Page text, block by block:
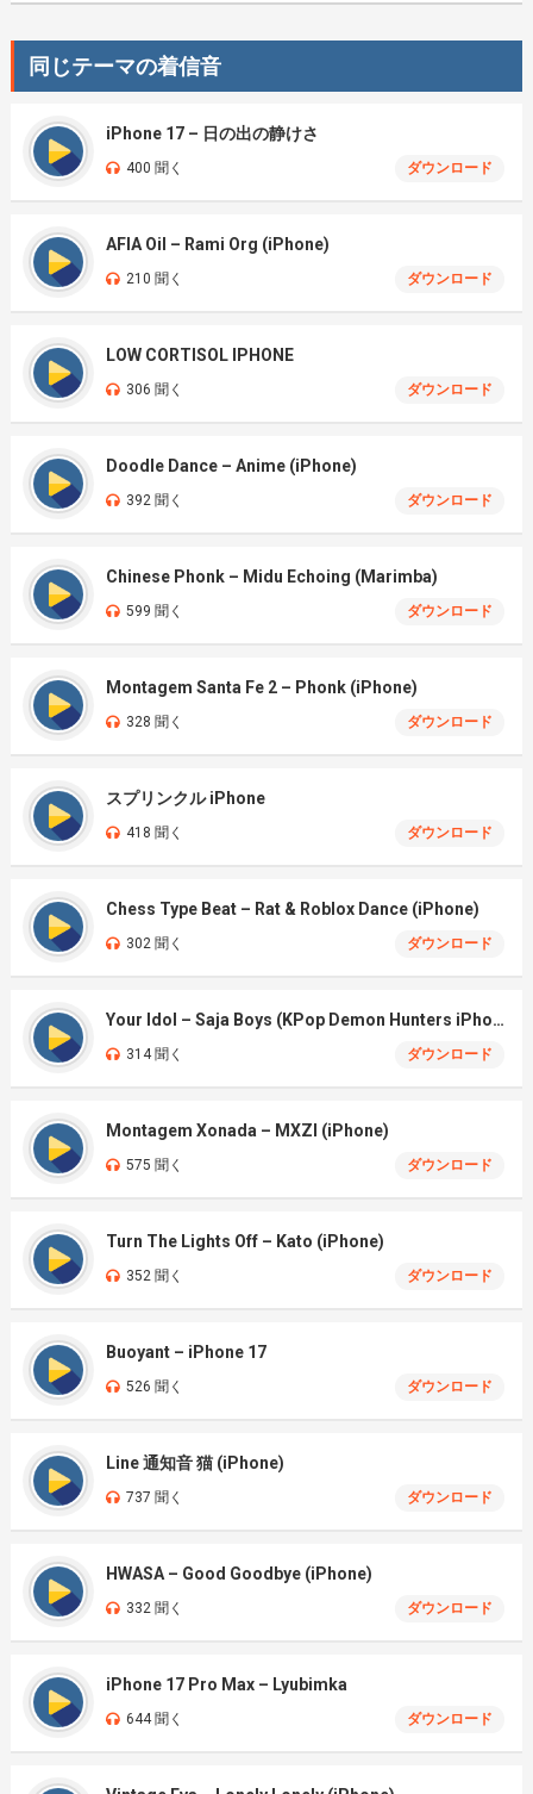
同じテーマの着信音
iPhone 17 – 日の出の静けさ
400 聞く ダウンロード
AFIA Oil – Rami Org (iPhone)
210 聞く ダウンロード
LOW CORTISOL IPHONE
306 聞く ダウンロード
Doodle Dance – Anime (iPhone)
392 聞く ダウンロード
Chinese Phonk – Midu Echoing (Marimba)
599 聞く ダウンロード
Montagem Santa Fe 2 – Phonk (iPhone)
328 聞く ダウンロード
スプリンクル iPhone
418 聞く ダウンロード
Chess Type Beat – Rat & Roblox Dance (iPhone)
302 聞く ダウンロード
Your Idol – Saja Boys (KPop Demon Hunters iPhone)
314 聞く ダウンロード
Montagem Xonada – MXZI (iPhone)
575 聞く ダウンロード
Turn The Lights Off – Kato (iPhone)
352 聞く ダウンロード
Buoyant – iPhone 17
526 聞く ダウンロード
Line 通知音 猫 (iPhone)
737 聞く ダウンロード
HWASA – Good Goodbye (iPhone)
332 聞く ダウンロード
iPhone 17 Pro Max – Lyubimka
644 聞く ダウンロード